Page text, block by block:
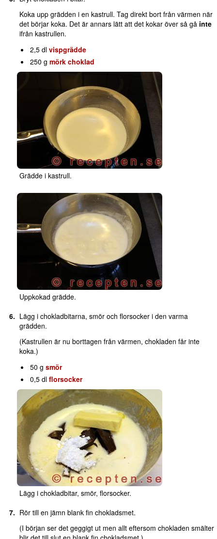
Koka upp grädden i en kastrull. Tag direkt bort från värmen när
det börjar koka. Det är annars lätt att det kokar över så gå inte
ifrån kastrullen.
2,5 dlvispgrädde
250 gmörk choklad
Grädde i kastrull.
Uppkokad grädde.
Lägg i chokladbitarna, smör och florsocker i den varma
grädden.
(Kastrullen är nu borttagen från värmen, chokladen får inte
koka.)
50 gsmör
0,5 dlflorsocker
Lägg i chokladbitar, smör, florsocker.
Rör till en jämn blank fin chokladsmet.
(I början ser det geggigt ut men allt eftersom chokladen smälter